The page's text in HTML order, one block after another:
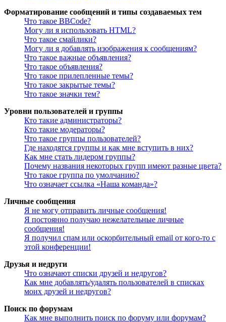
Форматирование сообщений и типы создаваемых тем
Что такое BBCode?
Могу ли я использовать HTML?
Что такое смайлики?
Могу ли я добавлять изображения к сообщениям?
Что такое важные объявления?
Что такое объявления?
Что такое прилепленные темы?
Что такое закрытые темы?
Что такое значки тем?
Уровни пользователей и группы
Кто такие администраторы?
Кто такие модераторы?
Что такое группы пользователей?
Где находятся группы и как мне вступить в них?
Как мне стать лидером группы?
Почему названия некоторых групп имеют разные цвета?
Что такое группа по умолчанию?
Что означает ссылка «Наша команда»?
Личные сообщения
Я не могу отправить личные сообщения!
Я постоянно получаю нежелательные личные
сообщения!
Я получил спам или оскорбительный email от кого-то с
этой конференции!
Друзья и недруги
Что означают списки друзей и недругов?
Как мне добавлять/удалять пользователей в списках
моих друзей и недругов?
Поиск по форумам
Как мне выполнить поиск по форуму или форумам?